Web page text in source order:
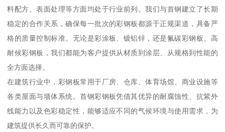
料配方、表面处理等方面均处于行业前列。我们与首钢建立了长期
稳定的合作关系，确保每一批次的彩钢板都源于正规渠道，具备严
格的质量控制标准。无论是彩涂板、镀铝锌，还是氟碳彩钢板、高
耐候彩钢板，我们都能为客户提供从材质到涂层、从规格到性能的
全方面选择。
在建筑行业中，彩钢板常用于厂房、仓库、体育场馆、商业设施等
各类屋面与墙体系统。首钢彩钢板凭借其优异的耐腐蚀性、抗紫外
线能力以及色彩稳定性，能够适应不同的气候环境与使用需求，为
建筑提供长久而可靠的保护。